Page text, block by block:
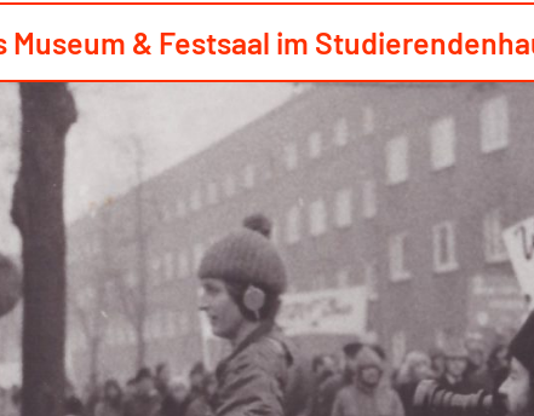
& Festsaal im